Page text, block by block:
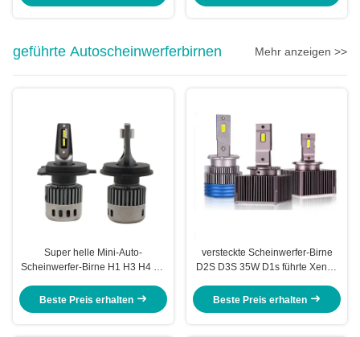
geführte Autoscheinwerferbirnen Mehr anzeigen >>
Super helle Mini-Auto-
Scheinwerfer-Birne H1 H3 H4 H7
Canbus-Ausrüstung
Beste Preis erhalten
versteckte Scheinwerfer-Birne
D2S D3S 35W D1s führte Xenon
Abkühlen
Beste Preis erhalten